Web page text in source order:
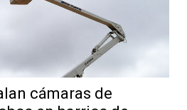
cámaras de